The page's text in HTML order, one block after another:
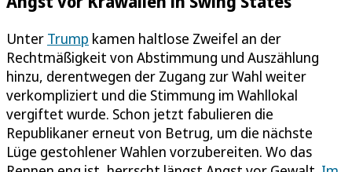
Unter Trump kamen haltlose Zweifel an der
Rechtmäßigkeit von Abstimmung und Auszählung
hinzu, derentwegen der Zugang zur Wahl weiter
verkompliziert und die Stimmung im Wahllokal
vergiftet wurde. Schon jetzt fabulieren die
Republikaner erneut von Betrug, um die nächste
Lüge gestohlener Wahlen vorzubereiten. Wo das